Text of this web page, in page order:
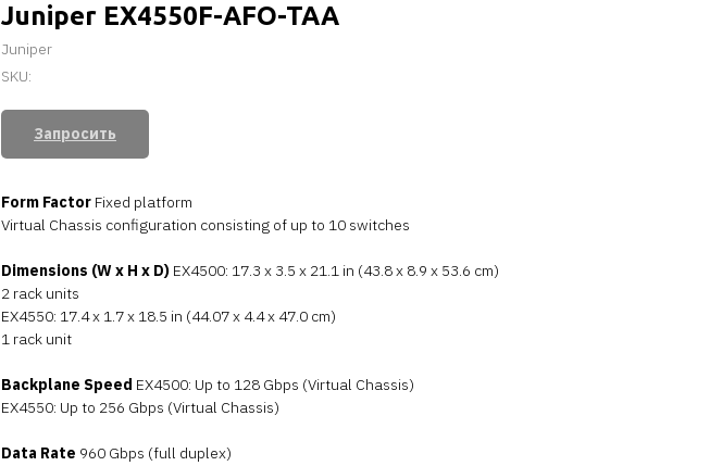
Juniper EX4550F-AFO-TAA
Juniper
SKU:
Запросить
Form Factor Fixed platform
Virtual Chassis configuration consisting of up to 10 switches
Dimensions (W x H x D) EX4500: 17.3 x 3.5 x 21.1 in (43.8 x 8.9 x 53.6 cm)
2 rack units
EX4550: 17.4 x 1.7 x 18.5 in (44.07 x 4.4 x 47.0 cm)
1 rack unit
Backplane Speed EX4500: Up to 128 Gbps (Virtual Chassis)
EX4550: Up to 256 Gbps (Virtual Chassis)
Data Rate 960 Gbps (full duplex)